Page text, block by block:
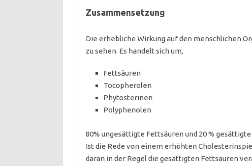
Zusammensetzung
Die erhebliche Wirkung auf den menschlichen
zu sehen. Es handelt sich um,
Fettsäuren
Tocopherolen
Phytosterinen
Polyphenolen
80% ungesättigte Fettsäuren und 20 %
Ist die Rede von einem erhöhten
daran in der Regel die gesättigten Fettsäuren